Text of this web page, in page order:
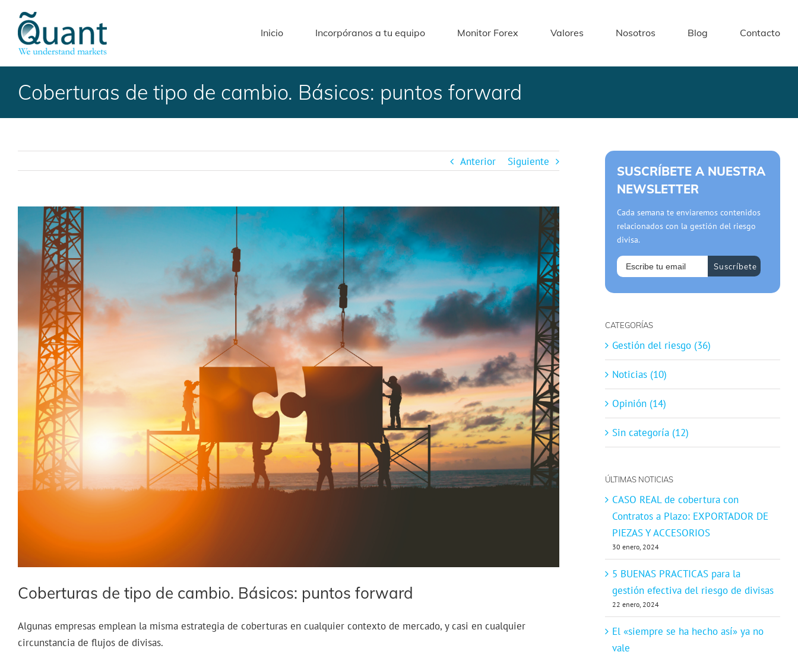
content
Inicio Incorpóranos a tu equipo Monitor Forex Valores Nosotros Blog Contacto
Coberturas de tipo de cambio. Básicos: puntos forward
Anterior Siguiente
imagen
más
grande
Coberturas de tipo de cambio. Básicos: puntos forward
Algunas empresas emplean la misma estrategia de coberturas en cualquier contexto de mercado, y casi en cualquier
circunstancia de flujos de divisas.
SUSCRÍBETE A NUESTRA
NEWSLETTER
Cada semana te enviaremos contenidos
relacionados con la gestión del riesgo
divisa.
CATEGORÍAS
Gestión del riesgo (36)
Noticias (10)
Opinión (14)
Sin categoría (12)
ÚLTIMAS NOTICIAS
CASO REAL de cobertura con
Contratos a Plazo: EXPORTADOR DE
PIEZAS Y ACCESORIOS
30 enero, 2024
5 BUENAS PRACTICAS para la
gestión efectiva del riesgo de divisas
22 enero, 2024
El «siempre se ha hecho así» ya no
vale